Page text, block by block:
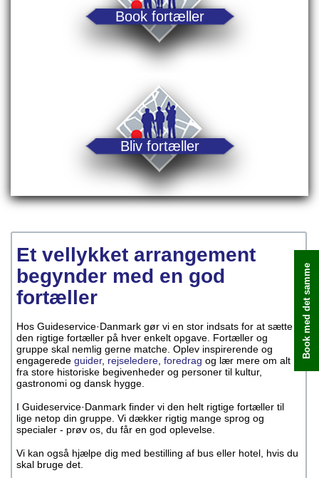
Book fortæller
Bliv fortæller
Et vellykket arrangement
begynder med en god
fortæller
Hos Guideservice·Danmark gør vi en stor indsats for at sætte
den rigtige fortæller på hver enkelt opgave. Fortæller og
gruppe skal nemlig gerne matche. Oplev inspirerende og
engagerede guider, rejseledere foredrag og lær mere om alt
fra store historiske begivenheder og personer til kultur,
gastronomi og dansk hygge.
I Guideservice·Danmark finder vi den helt rigtige fortæller til
lige netop din gruppe. Vi dækker rigtig mange sprog og
specialer - prøv os, du får en god oplevelse.
Vi kan også hjælpe dig med bestilling af bus eller hotel, hvis du
skal bruge det.
Book med det samme